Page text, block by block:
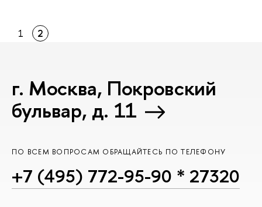
1 2
г. Москва, Покровский
бульвар, д. 11
ПО ВСЕМ ВОПРОСАМ ОБРАЩАЙТЕСЬ ПО ТЕЛЕФОНУ
+7 (495) 772-95-90 * 27320